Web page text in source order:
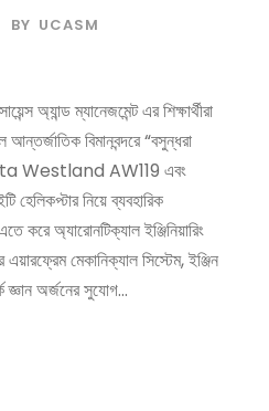
BY UCASM
অ্যান্ড ম্যানেজমেন্ট এর শিক্ষার্থীরা
বিমানবন্দরে “বসুন্ধরা
Westland AW119 এবং
নিয়ে ব্যবহারিক
অ্যারোনটিক্যাল ইঞ্জিনিয়ারিং
এয়ারফ্রেম মেকানিক্যাল সিস্টেম, ইঞ্জিন
জ্ঞান অর্জনের সুযোগ...